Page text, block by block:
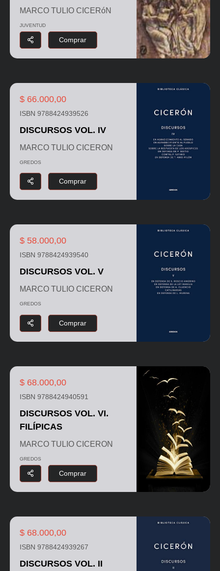
MARCO TULIO CICERóN
JUVENTUD
Comprar
$ 66.000,00
ISBN 9788424939526
DISCURSOS VOL. IV
MARCO TULIO CICERON
GREDOS
Comprar
$ 58.000,00
ISBN 9788424939540
DISCURSOS VOL. V
MARCO TULIO CICERON
GREDOS
Comprar
$ 68.000,00
ISBN 9788424940591
DISCURSOS VOL. VI.
FILÍPICAS
MARCO TULIO CICERON
GREDOS
Comprar
$ 68.000,00
ISBN 9788424939267
DISCURSOS VOL. II